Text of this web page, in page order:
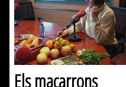
Els macarrons